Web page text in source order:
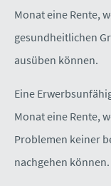
Monat eine Rente,
gesundheitlichen
ausüben können.
Eine
Monat eine Rente,
Problemen keiner
nachgehen können.